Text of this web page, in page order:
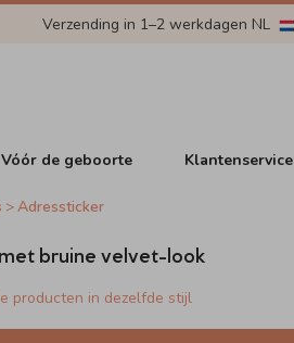
Verzending in 1–2 werkdagen NL
Vóór de geboorte Klantenservice
Adressticker
bruine velvet-look
producten in dezelfde stijl